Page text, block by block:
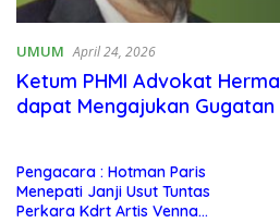
UMUM April 24, 2026
Ketum PHMI Advokat
dapat Mengajukan
Pengacara : Hotman Paris
Menepati Janji Usut Tuntas
Perkara Kdrt Artis Venna